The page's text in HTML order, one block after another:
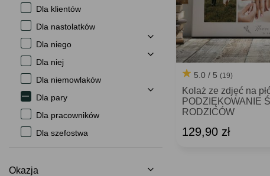
Dla klientów
Dla nastolatków
Dla niego
Dla niej
Dla niemowlaków
Dla pary
Dla pracowników
Dla szefostwa
Okazja
5.0 / 5(19)
Kolaż ze zdjęć na
PODZIĘKOWANIE
RODZICÓW
129,90 zł